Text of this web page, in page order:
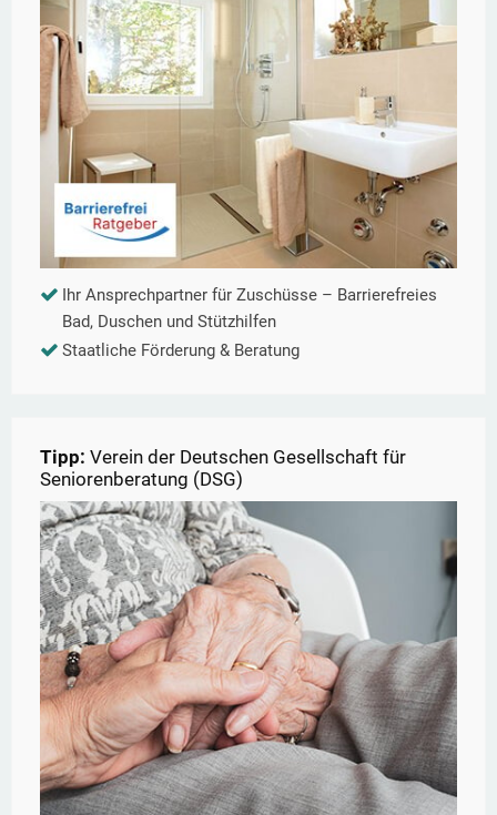
Ihr Ansprechpartner für Zuschüsse – Barrierefreies
Bad, Duschen und Stützhilfen
Staatliche Förderung & Beratung
Tipp: Verein der Deutschen Gesellschaft für
Seniorenberatung (DSG)